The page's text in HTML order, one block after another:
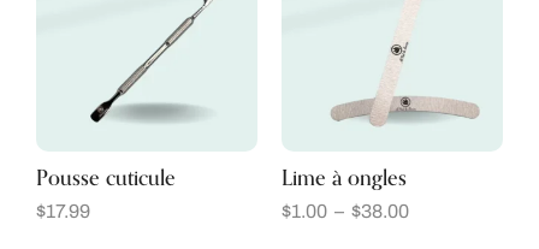
Pousse cuticule
$17.99
Lime à ongles
$1.00 – $38.00